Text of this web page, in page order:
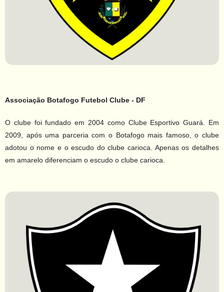
Associação Botafogo Futebol Clube - DF
O clube foi fundado em 2004 como Clube Esportivo Guará. Em
2009, após uma parceria com o Botafogo mais famoso, o clube
adotou o nome e o escudo do clube carioca. Apenas os detalhes
em amarelo diferenciam o escudo o clube carioca.